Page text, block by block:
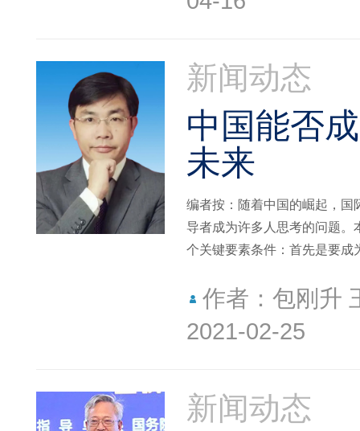
新闻动态
中国能否
未来
编者按：随着中国的崛起，国
导者成为许多人思考的问题
个关键要素条件：首先是要成
作者：包刚升
2021-02-25
新闻动态